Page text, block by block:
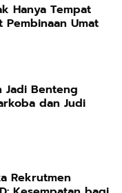
Hanya Tempat
Umat
Jadi Benteng
dan Judi
Rekrutmen